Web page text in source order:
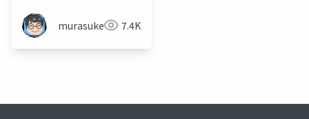
murasuke 7.4K